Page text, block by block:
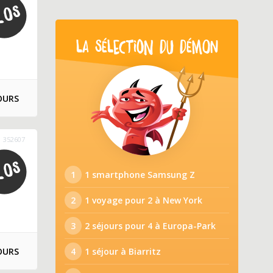
352607
LA SÉLECTION DU DÉMON
1 1 smartphone Samsung Z
2 1 voyage pour 2 à New York
3 2 séjours pour 4 à Europa-Park
4 1 séjour à Biarritz